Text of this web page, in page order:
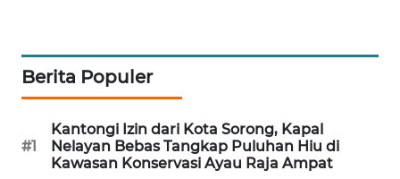
Berita Populer
#1
Kantongi Izin dari Kota Sorong, Kapal
Nelayan Bebas Tangkap Puluhan Hiu di
Kawasan Konservasi Ayau Raja Ampat
SIBARAGAS
METRO
SIANTAR